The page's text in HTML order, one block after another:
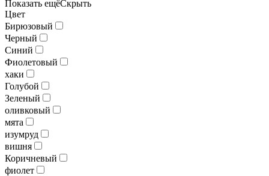
Показать ещёСкрыть
Цвет
Бирюзовый
Черный
Синий
Фиолетовый
хаки
Голубой
Зеленый
оливковый
мята
изумруд
вишня
Коричневый
фиолет